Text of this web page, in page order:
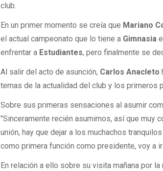
club.
En un primer momento se creía que Mariano
el actual campeonato que lo tiene a Gimnasia
enfrentar a Estudiantes, pero finalmente se
Al salir del acto de asunción, Carlos Anacleto
temas de la actualidad del club y los primeros
Sobre sus primeras sensaciones al asumir
"Sinceramente recién asumimos, así que muy
unión, hay que dejar a los muchachos
como primera función como presidente, voy a
En relación a ello sobre su visita mañana por la